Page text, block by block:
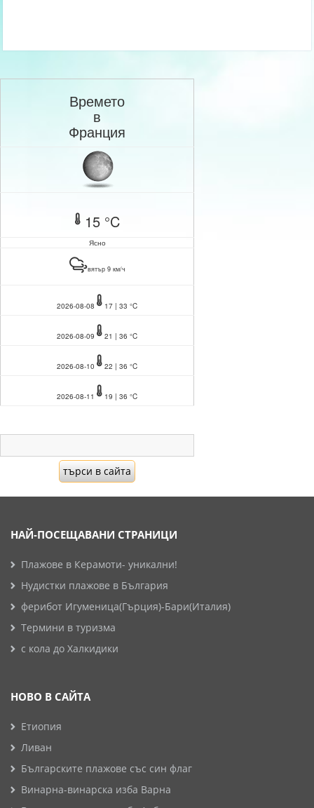
Времето
в
Франция
15 °C
Ясно
вятър 9 км/ч
2026-08-08 17 | 33 °C
2026-08-09 21 | 36 °C
2026-08-10 22 | 36 °C
2026-08-11 19 | 36 °C
НАЙ-ПОСЕЩАВАНИ СТРАНИЦИ
Плажове в Керамоти- уникални!
Нудистки плажове в България
ферибот Игуменица(Гърция)-Бари(Италия)
Термини в туризма
с кола до Халкидики
НОВО В САЙТА
Етиопия
Ливан
Българските плажове със син флаг
Винарна-винарска изба Варна